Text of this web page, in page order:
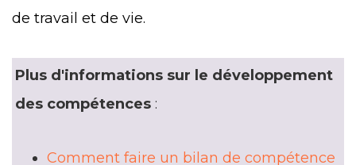
de travail et de vie.
Plus d'informations sur le développement
des compétences :
Comment faire un bilan de compétence